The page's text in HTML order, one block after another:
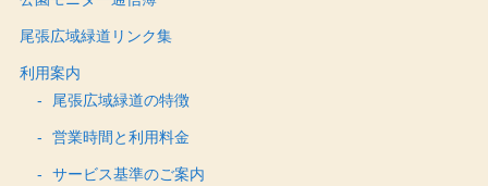
尾張広域緑道リンク集
利用案内
尾張広域緑道の特徴
営業時間と利用料金
サービス基準のご案内